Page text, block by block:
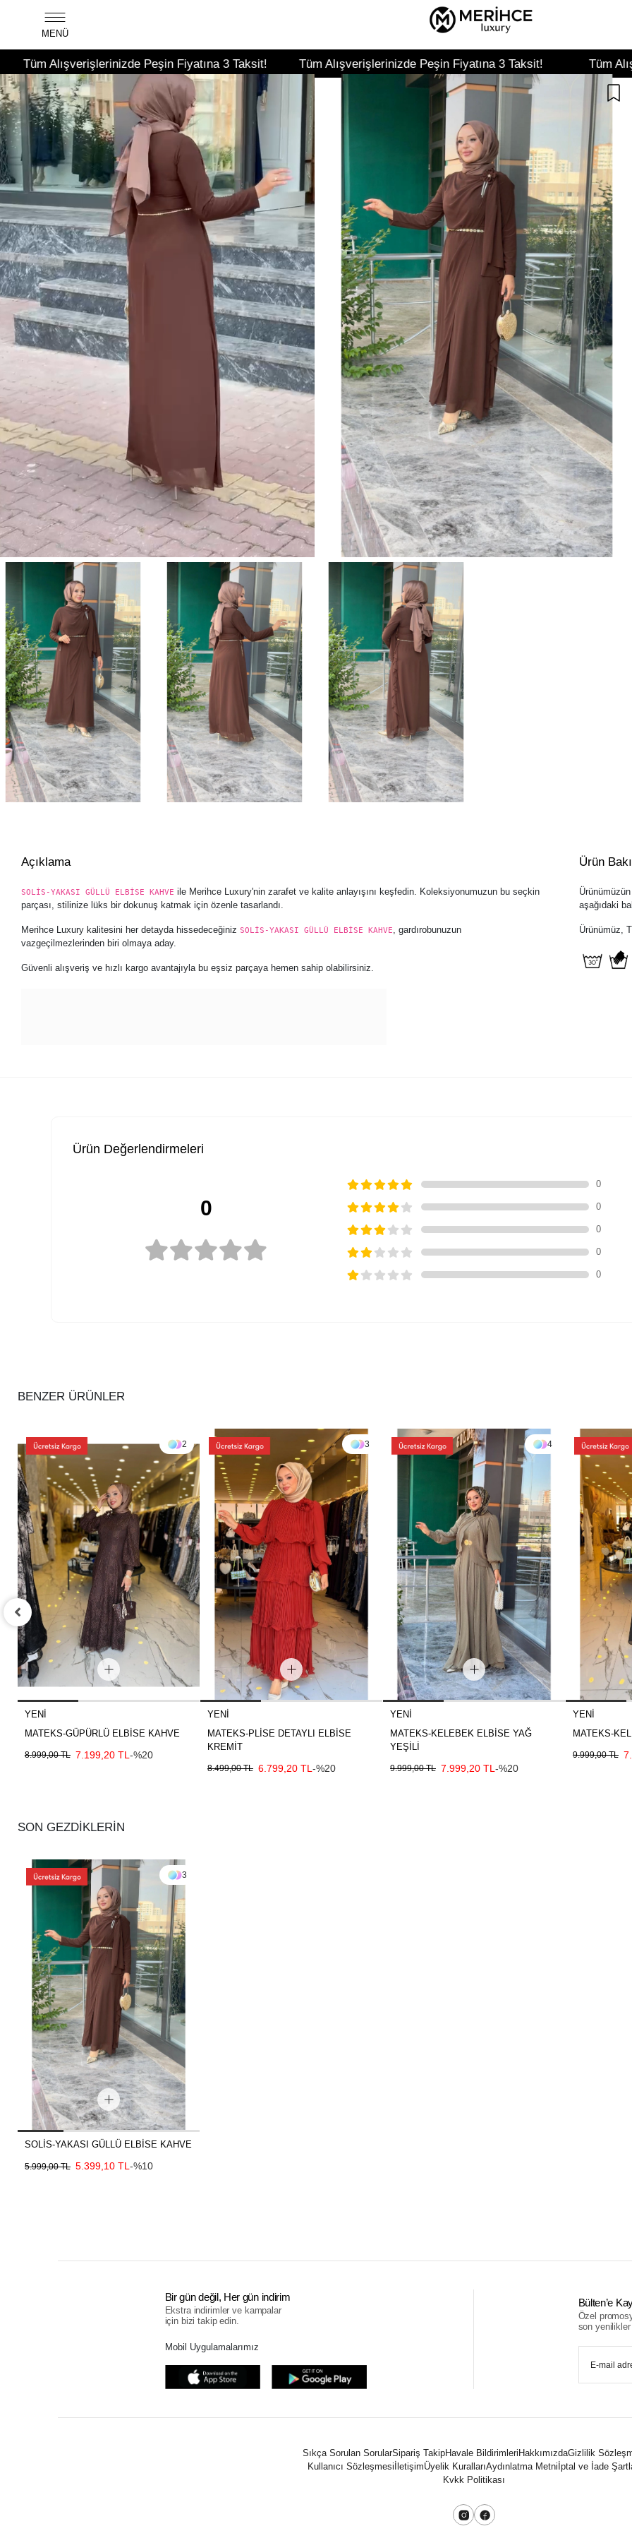
Peşin Fiyatına 3 Taksit! Tüm Alışverişlerinizde Peşin Fiyatına 3 Taksit! Tüm
MENÜ
Açıklama
SOLİS-YAKASI GÜLLÜ ELBİSE KAHVE ile Merihce Luxury'nin zarafet ve kalite anlayışını keşfedin. Koleksiyonumuzun bu seçkin
parçası, stilinize lüks bir dokunuş katmak için özenle tasarlandı.
Merihce Luxury kalitesini her detayda hissedeceğinizSOLİS-YAKASI GÜLLÜ ELBİSE KAHVE
, gardırobunuzun
vazgeçilmezlerinden biri olmaya aday.
Güvenli alışveriş ve hızlı kargo avantajıyla bu eşsiz parçaya hemen sahip olabilirsiniz.
Ürün
aşağıdaki
Ürünümüz,
Ürün Değerlendirmeleri
0
0
0
0
0
0
BENZER ÜRÜNLER
2
YENI
MATEKS-GÜPÜRLÜ ELBİSE KAHVE
8.999,00 TL 7.199,20 TL -%20
3
YENI
MATEKS-PLİSE DETAYLI ELBİSE
KREMİT
8.499,00 TL 6.799,20 TL -%20
4
YENI
MATEKS-KELEBEK ELBİSE YAĞ
YEŞİLİ
9.999,00 TL 7.999,20 TL -%20
YENI
MATEKS-
9.999,00 TL
SON GEZDİKLERİN
3
SOLİS-YAKASI GÜLLÜ ELBİSE KAHVE
5.999,00 TL 5.399,10 TL-%10
Bir gün değil, Her gün indirim
Ekstra indirimler ve kampalar
için bizi takip edin.
Mobil Uygulamalarımız
Bülten’e
Özel
son
Sıkça Sorulan SorularSipariş TakipHavale Bildirimleri HakkımızdaGizlilik
Kullanıcı Sözleşmesi İletişimÜyelik KurallarıAydınlatma Metni İptal ve İade
Kvkk Politikası